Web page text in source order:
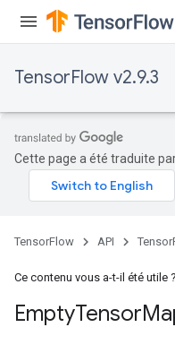
TensorFlow v2.9.3
Cette page a été traduite
TensorFlow API
Ce contenu vous a-t-il été utile ?
EmptyTensor